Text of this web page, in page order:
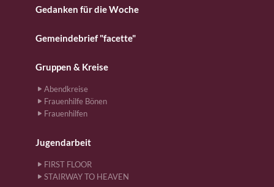
Gedanken für die Woche
Gemeindebrief "facette"
Gruppen & Kreise
Abendkreise
Frauenhilfe Bönen
Frauenhilfen
Jugendarbeit
FIRST FLOOR
STAIRWAY TO HEAVEN